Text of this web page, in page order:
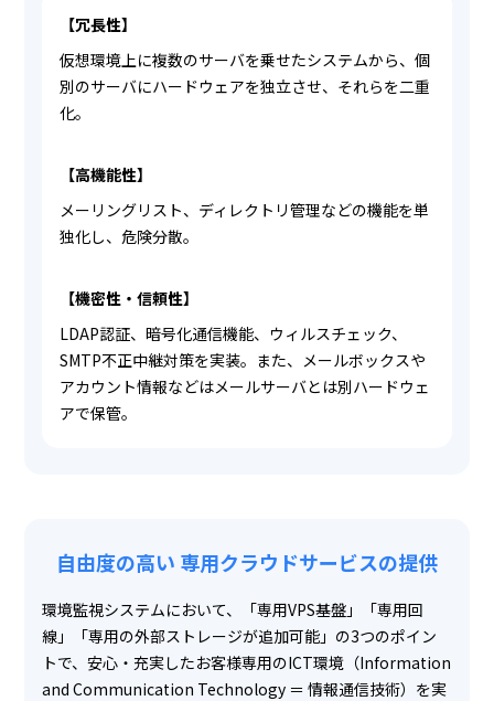
【冗長性】
仮想環境上に複数のサーバを乗せたシステムから、個
別のサーバにハードウェアを独立させ、それらを二重
化。
【高機能性】
メーリングリスト、ディレクトリ管理などの機能を単
独化し、危険分散。
【機密性・信頼性】
LDAP認証、暗号化通信機能、ウィルスチェック、
SMTP不正中継対策を実装。また、メールボックスや
アカウント情報などはメールサーバとは別ハードウェ
アで保管。
自由度の高い 専用クラウドサービスの提供
環境監視システムにおいて、「専用VPS基盤」「専用回
線」「専用の外部ストレージが追加可能」の3つのポイン
トで、安心・充実したお客様専用のICT環境（Information
and Communication Technology ＝ 情報通信技術）を実